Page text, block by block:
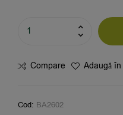
Compare Adaugă
Cod: BA2602